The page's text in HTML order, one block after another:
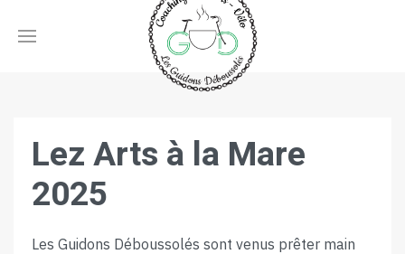
Lez Arts à la Mare
2025
Les Guidons Déboussolés sont venus prêter main